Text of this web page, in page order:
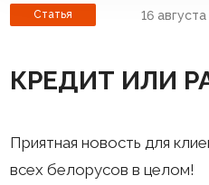
Cтатья 16
КРЕДИТ ИЛИ
Приятная новость для
всех белорусов в целом!